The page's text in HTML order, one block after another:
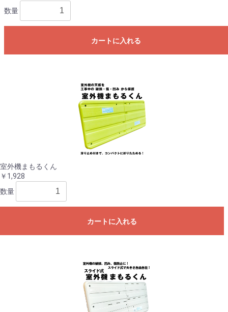
数量
カートに入れる
室外機まもるくん
￥1,928
数量
カートに入れる